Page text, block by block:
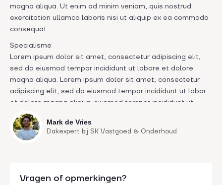
magna aliqua. Ut enim ad minim veniam, quis nostrud
exercitation ullamco laboris nisi ut aliquip ex ea commodo
consequat.
Specialisme
Lorem ipsum dolor sit amet, consectetur adipiscing elit,
sed do eiusmod tempor incididunt ut labore et dolore
magna aliqua. Lorem ipsum dolor sit amet, consectetur
adipiscing elit, sed do eiusmod tempor incididunt ut labore
et dolore magna aliqua. eiusmod tempor incididunt ut
labore et dolore magna aliqua. Ut enim ad minim veniam,
eiusmod tempor incididunt ut labore et dolore magna
aliqua. Ut enim ad minim veniam.
Mark de Vries
Dakexpert bij SK Vastgoed & Onderhoud
Vragen of opmerkingen?